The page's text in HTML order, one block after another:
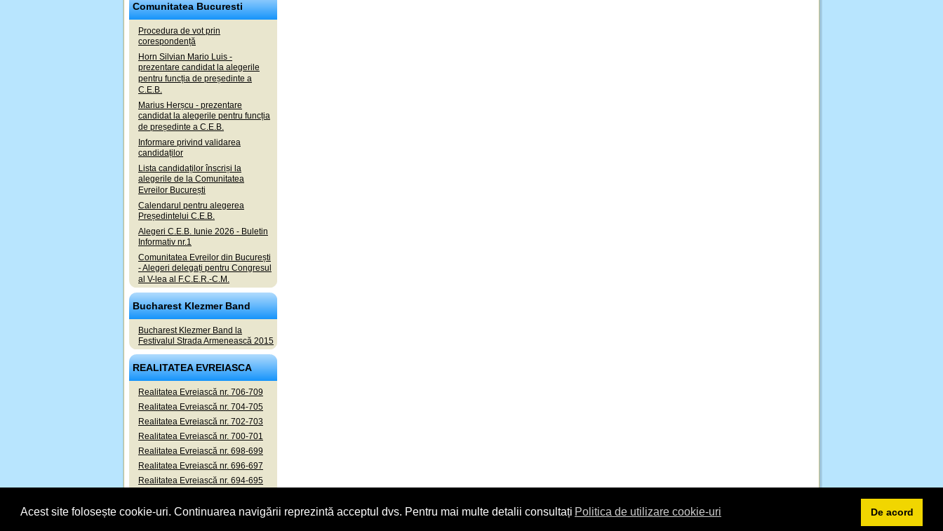
Acest site folosește cookie-uri. Continuarea navigării reprezintă acceptul dvs. Pentru mai multe detalii consultați Politica de utilizare cookie-uri De acord
Comunitatea Bucuresti
Procedura de vot prin
corespondență
Horn Silvian Mario Luis -
prezentare candidat la alegerile
pentru funcția de președinte a
C.E.B.
Marius Herșcu - prezentare
candidat la alegerile pentru funcția
de președinte a C.E.B.
Informare privind validarea
candidaților
Lista candidaților înscriși la
alegerile de la Comunitatea
Evreilor București
Calendarul pentru alegerea
Președintelui C.E.B.
Alegeri C.E.B. Iunie 2026 - Buletin
Informativ nr.1
Comunitatea Evreilor din București
- Alegeri delegați pentru Congresul
al V-lea al F.C.E.R.-C.M.
Bucharest Klezmer Band
Bucharest Klezmer Band la
Festivalul Strada Armenească 2015
REALITATEA EVREIASCA
Realitatea Evreiască nr. 706-709
Realitatea Evreiască nr. 704-705
Realitatea Evreiască nr. 702-703
Realitatea Evreiască nr. 700-701
Realitatea Evreiască nr. 698-699
Realitatea Evreiască nr. 696-697
Realitatea Evreiască nr. 694-695